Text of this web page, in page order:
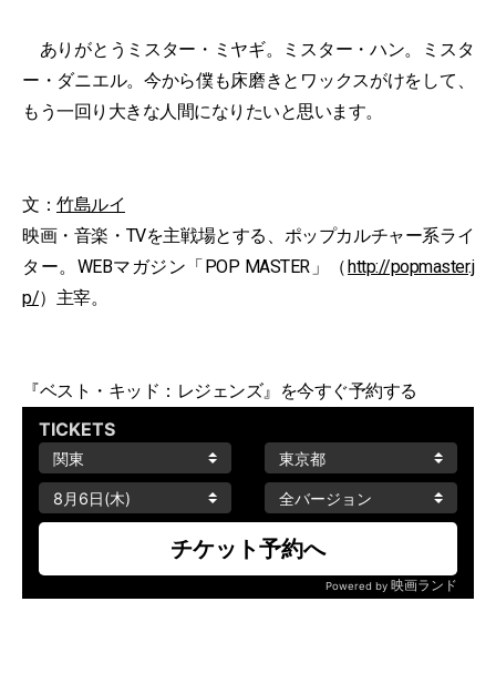
ありがとうミスター・ミヤギ。ミスター・ハン。ミスタ
ー・ダニエル。今から僕も床磨きとワックスがけをして、
もう一回り大きな人間になりたいと思います。
文： 竹島ルイ
映画・音楽・TVを主戦場とする、ポップカルチャー系ライ
ター。WEBマガジン「POP MASTER」（http://popmaster.j
p/）主宰。
『ベスト・キッド：レジェンズ』を今すぐ予約する